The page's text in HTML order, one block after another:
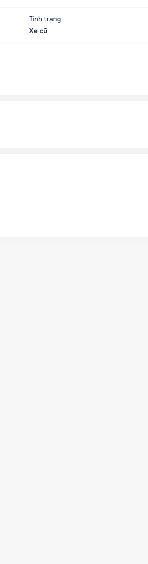
Tình trạng
Xe cũ